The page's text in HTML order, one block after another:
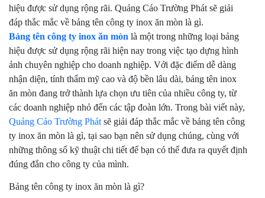
hiệu được sử dụng rộng rãi. Quảng Cáo Trường Phát sẽ giải
đáp thắc mắc về bảng tên công ty inox ăn mòn là gì.
Bảng tên công ty inox ăn mòn là một trong những loại bảng
hiệu được sử dụng rộng rãi hiện nay trong việc tạo dựng hình
ảnh chuyên nghiệp cho doanh nghiệp. Với đặc điểm dễ dàng
nhận diện, tính thẩm mỹ cao và độ bền lâu dài, bảng tên inox
ăn mòn đang trở thành lựa chọn ưu tiên của nhiều công ty, từ
các doanh nghiệp nhỏ đến các tập đoàn lớn. Trong bài viết này,
Quảng Cáo Trường Phát sẽ giải đáp thắc mắc về bảng tên công
ty inox ăn mòn là gì, tại sao bạn nên sử dụng chúng, cùng với
những thông số kỹ thuật chi tiết để bạn có thể đưa ra quyết định
đúng đắn cho công ty của mình.
Bảng tên công ty inox ăn mòn là gì?